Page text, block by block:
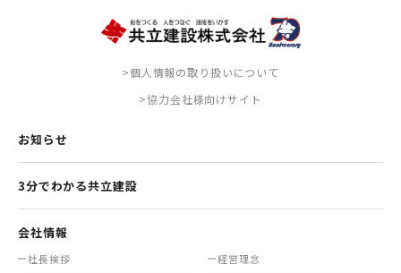
>個人情報の取り扱いについて
>協力会社様向けサイト
お知らせ
3分でわかる共立建設
会社情報
社長挨拶 経営理念